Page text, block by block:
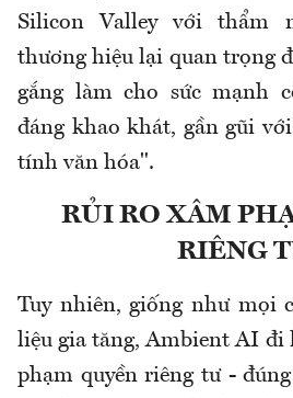
Silicon Valley với thẩm
thương hiệu lại quan trọng
gắng làm cho sức mạnh
đáng khao khát, gần gũi
tính văn hóa".
RỦI RO XÂM
RIÊNG
Tuy nhiên, giống như mọi
liệu gia tăng, Ambient AI đi
phạm quyền riêng tư -